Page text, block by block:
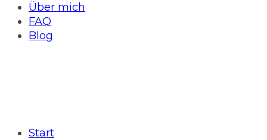
Über mich
FAQ
Blog
Start